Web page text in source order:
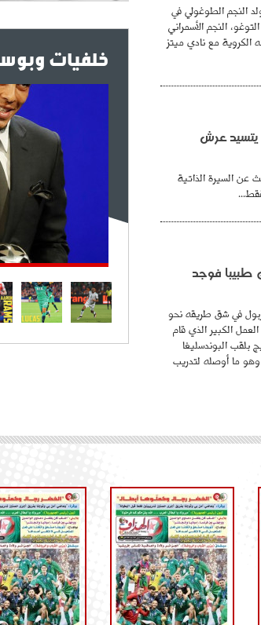
النجم الطوغولي في
عاصمة التوغو، النجم الأسمراني
الكروية مع نادي ميتز
يتسيد عرش
عن السيرة الذاتية
فوجد
في شق طريقه نحو
الكبير الذي قام
بلقب البوندسليغا
وهو ما أوصله لتدريب
خلفيات